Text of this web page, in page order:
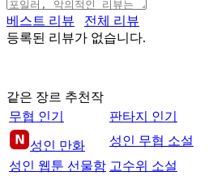
베스트 리뷰
전체 리뷰
등록된 리뷰가 없습니다.
같은 장르 추천작
무협 인기
판타지 인기
성인 만화
성인 무협 소설
성인 웹툰 선물함 고수위 소설